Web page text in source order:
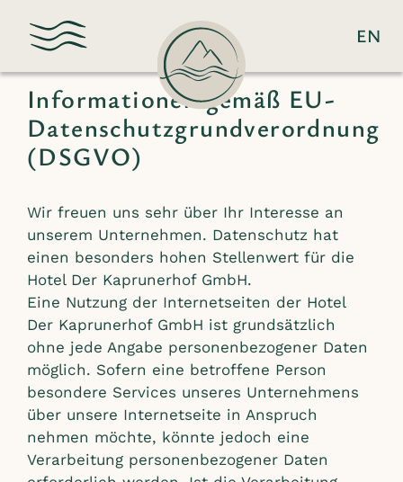
EN
Datenschutzerklärung
Informationen gemäß EU-
Datenschutzgrundverordnung
(DSGVO)
Wir freuen uns sehr über Ihr Interesse an
unserem Unternehmen. Datenschutz hat
einen besonders hohen Stellenwert für die
Hotel Der Kaprunerhof GmbH.
Eine Nutzung der Internetseiten der Hotel
Der Kaprunerhof GmbH ist grundsätzlich
ohne jede Angabe personenbezogener Daten
möglich. Sofern eine betroffene Person
besondere Services unseres Unternehmens
über unsere Internetseite in Anspruch
nehmen möchte, könnte jedoch eine
Verarbeitung personenbezogener Daten